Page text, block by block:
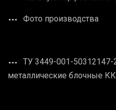
Фото производства
ТУ 3449-001-
металлические блочные